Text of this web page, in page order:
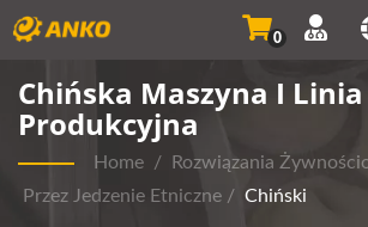
0
Chińska Maszyna I Linia
Produkcyjna
Home / Rozwiązania
Przez Jedzenie Etniczne / Chiński